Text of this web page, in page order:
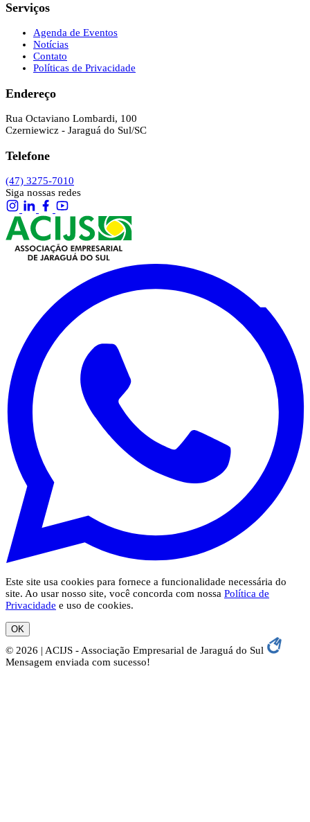
Serviços
Agenda de Eventos
Notícias
Contato
Políticas de Privacidade
Endereço
Rua Octaviano Lombardi, 100
Czerniewicz - Jaraguá do Sul/SC
Telefone
(47) 3275-7010
Siga nossas redes
Este site usa cookies para fornece a funcionalidade necessária do
site. Ao usar nosso site, você concorda com nossa Política de
Privacidade e uso de cookies.
OK
© 2026 | ACIJS - Associação Empresarial de Jaraguá do Sul
Mensagem enviada com sucesso!